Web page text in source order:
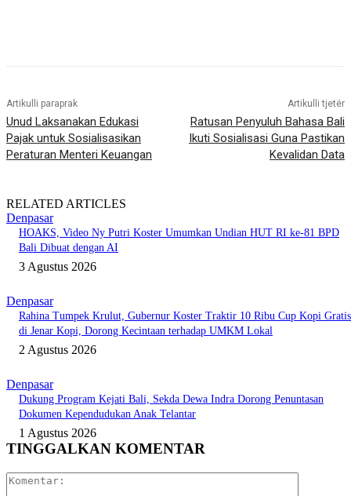
Artikulli paraprak
Unud Laksanakan Edukasi
Pajak untuk Sosialisasikan
Peraturan Menteri Keuangan
Artikulli tjetër
Ratusan Penyuluh Bahasa Bali
Ikuti Sosialisasi Guna Pastikan
Kevalidan Data
RELATED ARTICLES
Denpasar
HOAKS, Video Ny Putri Koster Umumkan Undian HUT RI ke-81 BPD
Bali Dibuat dengan AI
3 Agustus 2026
Denpasar
Rahina Tumpek Krulut, Gubernur Koster Traktir 10 Ribu Cup Kopi Gratis
di Jenar Kopi, Dorong Kecintaan terhadap UMKM Lokal
2 Agustus 2026
Denpasar
Dukung Program Kejati Bali, Sekda Dewa Indra Dorong Penuntasan
Dokumen Kependudukan Anak Telantar
1 Agustus 2026
TINGGALKAN KOMENTAR